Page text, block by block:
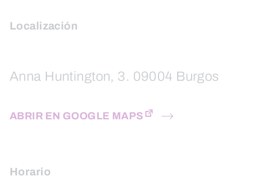
Localización
Anna Huntington, 3. 09004 Burgos
ABRIR EN GOOGLE MAPS
Horario